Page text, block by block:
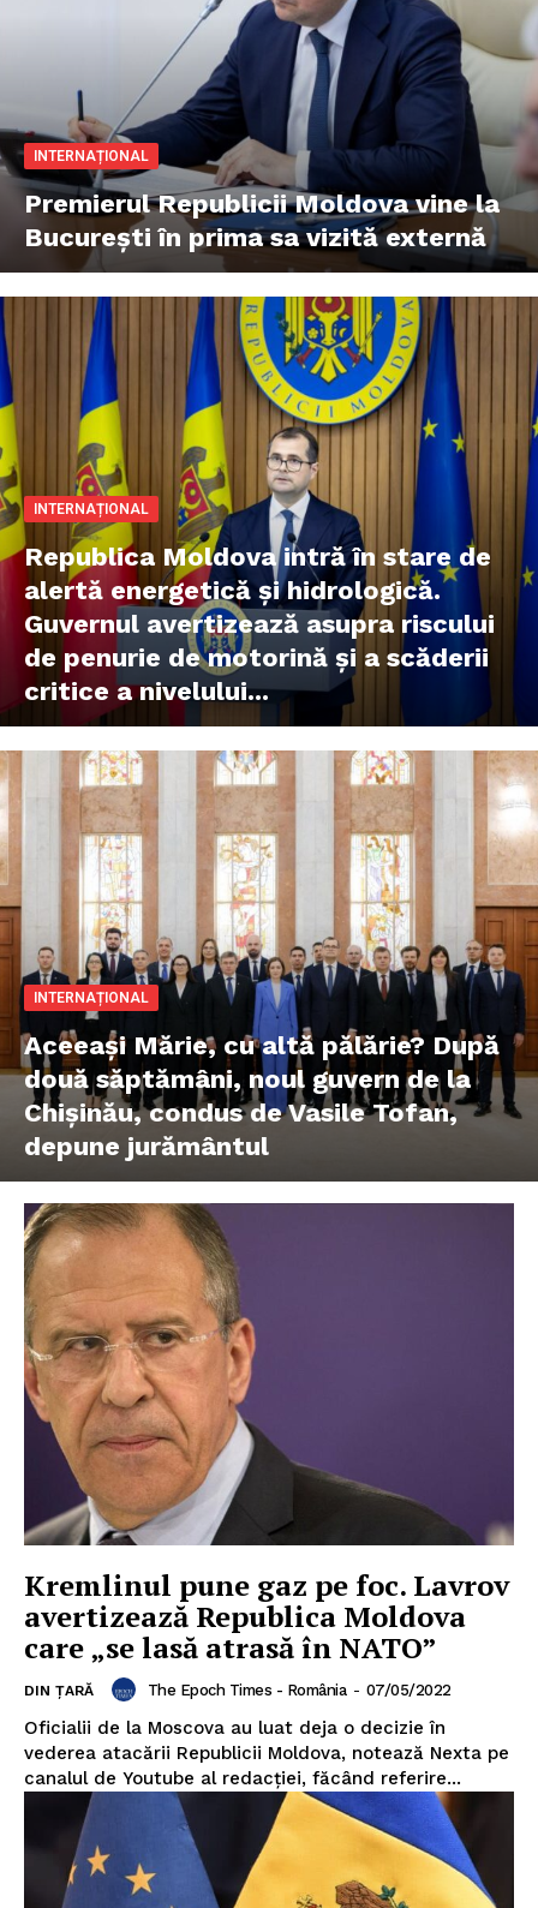
INTERNAȚIONAL
Premierul Republicii Moldova vine la
București în prima sa vizită externă
INTERNAȚIONAL
Republica Moldova intră în stare de
alertă energetică și hidrologică.
Guvernul avertizează asupra riscului
de penurie de motorină și a scăderii
critice a nivelului...
INTERNAȚIONAL
Aceeași Mărie, cu altă pălărie? După
două săptămâni, noul guvern de la
Chișinău, condus de Vasile Tofan,
depune jurământul
Kremlinul pune gaz pe foc. Lavrov
avertizează Republica Moldova
care „se lasă atrasă în NATO”
DIN ȚARĂ The Epoch Times - România - 07/05/2022
Oficialii de la Moscova au luat deja o decizie în
vederea atacării Republicii Moldova, notează Nexta pe
canalul de Youtube al redacţiei, făcând referire...